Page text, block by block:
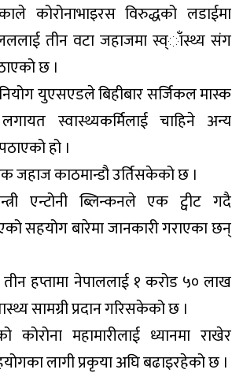
कोरोनाभाइरस विरुद्धको लडाईमा
तीन वटा जहाजमा स्व्ाँस्थ्य संग
छ ।
युएसएडले बिहीबार सर्जिकल मास्क
स्वास्थ्यकर्मिलाई चाहिने अन्य
हो ।
जहाज काठमान्डौ उर्तिसकेको छ ।
एन्टोनी ब्लिन्कनले एक ट्वीट गदै
सहयोग बारेमा जानकारी गराएका छन्
हप्तामा नेपाललाई १ करोड ५० लाख
सामग्री प्रदान गरिसकेको छ ।
कोरोना महामारीलाई ध्यानमा राखेर
लागी प्रकृया अघि बढाइरहेको छ ।